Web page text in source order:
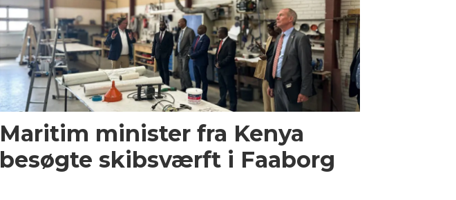
Maritim minister fra Kenya
besøgte skibsværft i Faaborg